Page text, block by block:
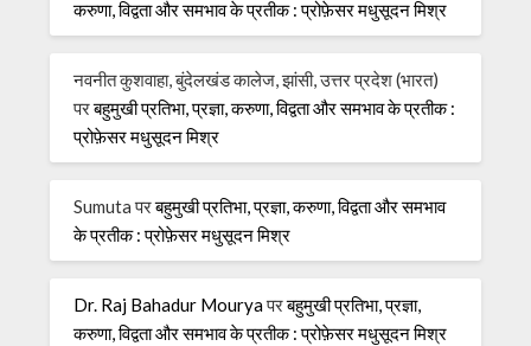
करुणा, विद्वता और समभाव के प्रतीक : प्रोफ़ेसर मधुसूदन मिश्र
नवनीत कुशवाहा, बुंदेलखंड कालेज, झांसी, उत्तर प्रदेश (भारत)
परबहुमुखी प्रतिभा, प्रज्ञा, करुणा, विद्वता और समभाव के प्रतीक :
प्रोफ़ेसर मधुसूदन मिश्र
Sumutaपरबहुमुखी प्रतिभा, प्रज्ञा, करुणा, विद्वता और समभाव
के प्रतीक : प्रोफ़ेसर मधुसूदन मिश्र
Dr. Raj Bahadur Mouryaपरबहुमुखी प्रतिभा, प्रज्ञा,
करुणा, विद्वता और समभाव के प्रतीक : प्रोफ़ेसर मधुसूदन मिश्र